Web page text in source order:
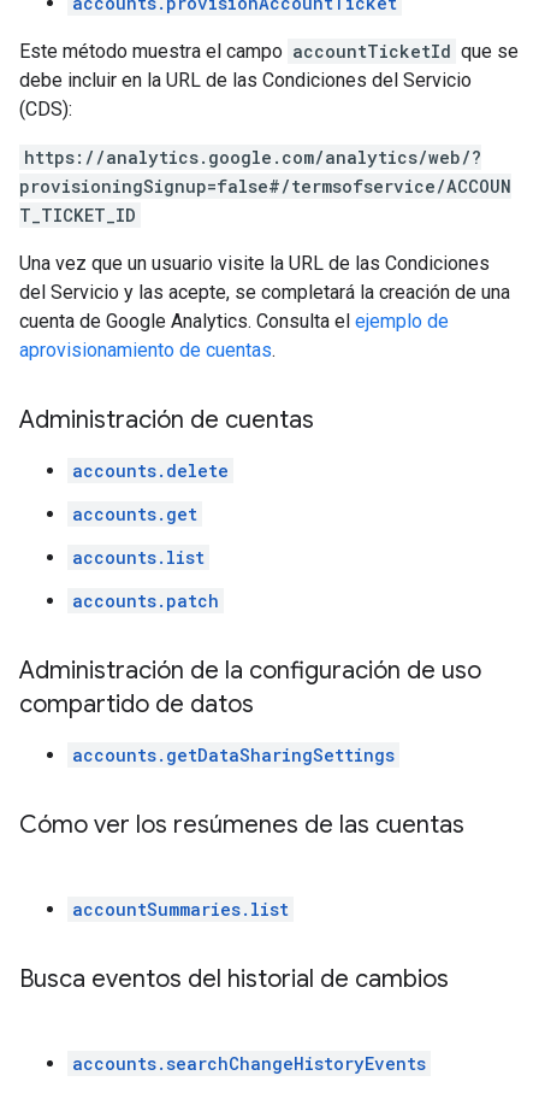
Este método muestra el campo accountTicketId que se
debe incluir en la URL de las Condiciones del Servicio
(CDS):
https://analytics.google.com/analytics/web/?
provisioningSignup=false#/termsofservice/ACCOUN
T_TICKET_ID
Una vez que un usuario visite la URL de las Condiciones
del Servicio y las acepte, se completará la creación de una
cuenta de Google Analytics. Consulta el ejemplo de
aprovisionamiento de cuentas.
Administración de cuentas
accounts.delete
accounts.get
accounts.list
accounts.patch
Administración de la configuración de uso
compartido de datos
accounts.getDataSharingSettings
Cómo ver los resúmenes de las cuentas
accountSummaries.list
Busca eventos del historial de cambios
accounts.searchChangeHistoryEvents